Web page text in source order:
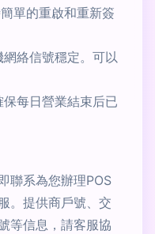
單的重啟和重新簽
網絡信號穩定。可以
保每日營業結束后已
聯系為您辦理POS
。提供商戶號、交
等信息，請客服協